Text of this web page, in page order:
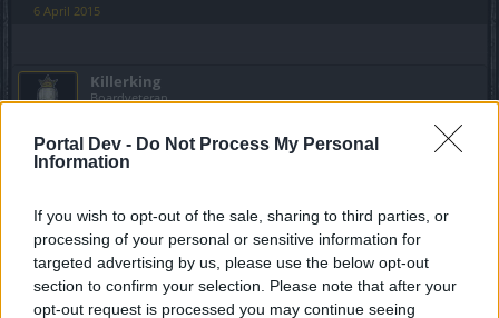
Portal Dev - Do Not Process My Personal
Information
If you wish to opt-out of the sale, sharing to third parties, or
processing of your personal or sensitive information for
targeted advertising by us, please use the below opt-out
section to confirm your selection. Please note that after your
opt-out request is processed you may continue seeing
6 April 2015
Killerking
Boardveteran
Schlechte Drops, wie immer, kein einziges Teil...
paul21061969
Lebende Forenlegende